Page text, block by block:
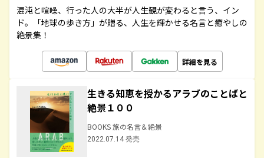
混沌と喧噪、行った人の大半が人生観が変わると言う、イン
ド。「地球の歩き方」が贈る、人生を輝かせる名言と癒やしの
絶景集！
詳細を見る
生きる知恵を授かるアラブのことばと
絶景１００
BOOKS 旅の名言＆絶景
2022.07.14 発売